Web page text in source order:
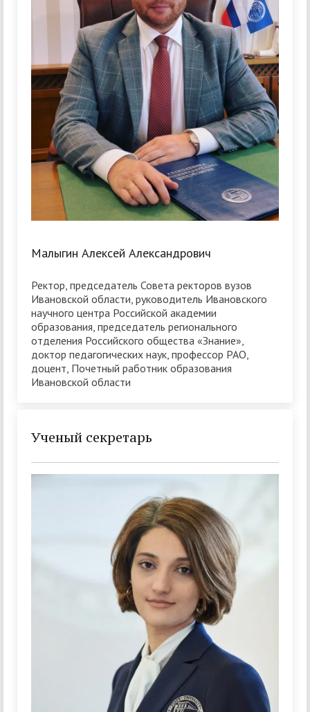
Малыгин Алексей Александрович
Ректор, председатель Совета ректоров вузов
Ивановской области, руководитель Ивановского
научного центра Российской академии
образования, председатель регионального
отделения Российского общества «Знание»,
доктор педагогических наук, профессор РАО,
доцент, Почетный работник образования
Ивановской области
Ученый секретарь